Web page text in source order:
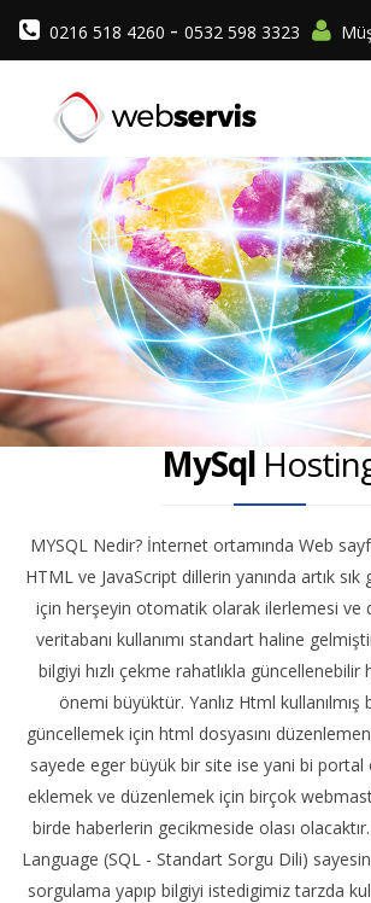
0216 518 4260 - 0532 598 3323
MySql
MYSQL Nedir? İnternet ortamında Web
HTML ve JavaScript dillerin yanında artık
için herşeyin otomatik olarak ilerlemesi ve
veritabanı kullanımı standart haline
bilgiyi hızlı çekme rahatlıkla
önemi büyüktür. Yanlız Html kullanılmış
güncellemek için html dosyasını
sayede eger büyük bir site ise yani bi portal
eklemek ve düzenlemek için birçok
birde haberlerin gecikmeside olası
Language (SQL - Standart Sorgu Dili)
sorgulama yapıp bilgiyi istedigimiz tarzda